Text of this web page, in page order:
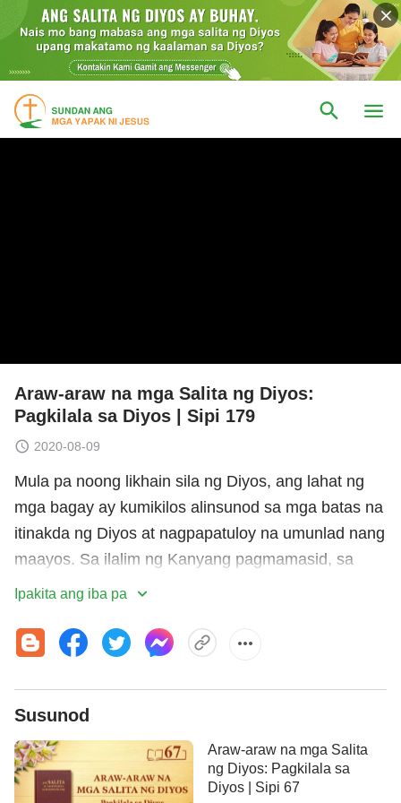
Araw-araw na mga Salita ng Diyos:
Pagkilala sa Diyos | Sipi 179
2020-08-09
Mula pa noong likhain sila ng Diyos, ang lahat ng
mga bagay ay kumikilos alinsunod sa mga batas na
itinakda ng Diyos at nagpapatuloy na umunlad nang
maayos. Sa ilalim ng Kanyang pagmamasid, sa
ilalim ng Kanyang pamamahala, ang lahat ng mga
kaligtasanng mga tao. Walang anumang bagay ang
makababago sa mga kautusang ito, at walang
anumang bagay ang makasisira sa mga kautusang
ito. Nang dahil sa pamamahala ng Diyos kaya
maaaring magparami ang lahat ng nilalang, at dahil
sa Kanyang tuntunin at pamamahala kaya ang lahat
ng nilalang ay makakaligtas. Ito ay upang sabihin
Ipakita ang iba pa
Susunod
Araw-araw na mga Salita
ng Diyos: Pagkilala sa
Diyos | Sipi 67